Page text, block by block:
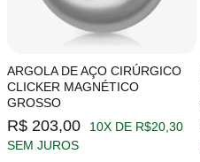
ARGOLA DE AÇO CIRÚRGICO
CLICKER MAGNÉTICO
GROSSO
R$ 203,00
10X DE R$20,30
SEM JUROS